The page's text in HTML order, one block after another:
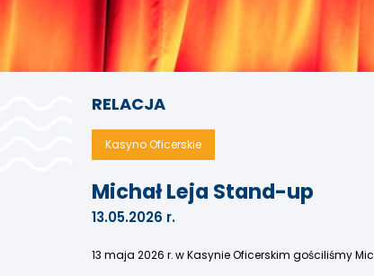
RELACJA
Kasyno Oficerskie
Michał Leja Stand-up
13.05.2026 r.
13 maja 2026 r. w Kasynie Oficerskim gościliśmy